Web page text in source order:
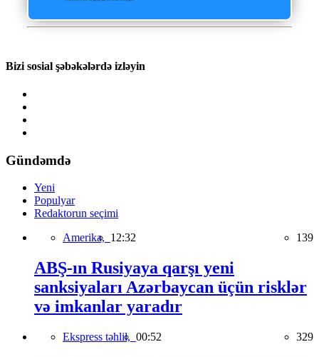
Bizi sosial şəbəkələrdə izləyin
Gündəmdə
Yeni
Populyar
Redaktorun seçimi
Amerika, 12:32 139
ABŞ-ın Rusiyaya qarşı yeni
sanksiyaları Azərbaycan üçün risklər
və imkanlar yaradır
Ekspress təhlil, 00:52 329